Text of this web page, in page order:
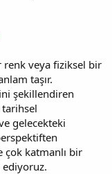
renk veya fiziksel bir
taşır.
şekillendiren
gelecekteki
çok katmanlı bir
ediyoruz.